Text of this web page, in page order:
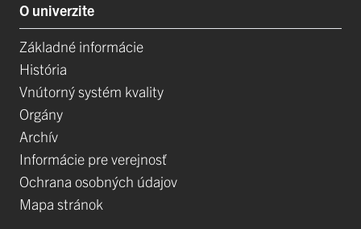
O univerzite
Základné informácie
História
Vnútorný systém kvality
Orgány
Archív
Informácie pre verejnosť
Ochrana osobných údajov
Mapa stránok